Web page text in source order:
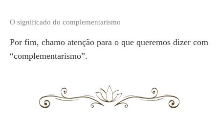
O significado do complementarismo
Por fim, chamo atenção para o que queremos dizer com
“complementarismo”.